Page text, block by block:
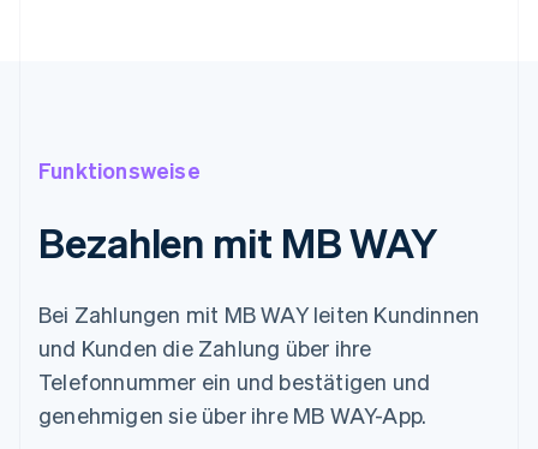
Funktionsweise
Bezahlen mit MB WAY
Bei Zahlungen mit MB WAY leiten Kundinnen
und Kunden die Zahlung über ihre
Telefonnummer ein und bestätigen und
genehmigen sie über ihre MB WAY-App.